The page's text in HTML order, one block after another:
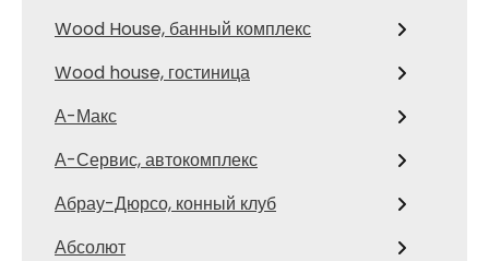
Wood House, банный комплекс
Wood house, гостиница
А-Макс
А-Сервис, автокомплекс
Абрау-Дюрсо, конный клуб
Абсолют